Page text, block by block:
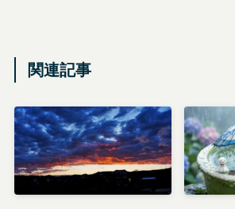
関連記事